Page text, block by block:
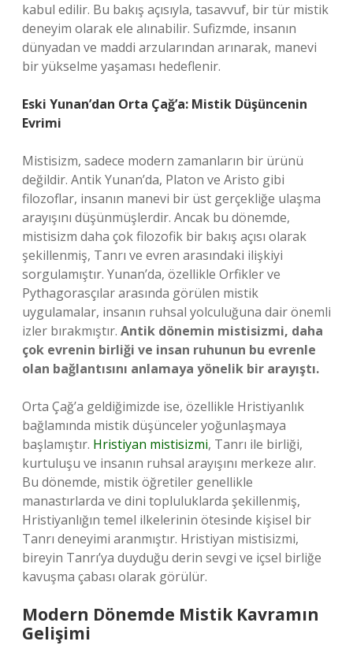
kabul edilir. Bu bakış açısıyla, tasavvuf, bir tür mistik
deneyim olarak ele alınabilir. Sufizmde, insanın
dünyadan ve maddi arzularından arınarak, manevi
bir yükselme yaşaması hedeflenir.
Eski Yunan’dan Orta Çağ’a: Mistik Düşüncenin
Evrimi
Mistisizm, sadece modern zamanların bir ürünü
değildir. Antik Yunan’da, Platon ve Aristo gibi
filozoflar, insanın manevi bir üst gerçekliğe ulaşma
arayışını düşünmüşlerdir. Ancak bu dönemde,
mistisizm daha çok filozofik bir bakış açısı olarak
şekillenmiş, Tanrı ve evren arasındaki ilişkiyi
sorgulamıştır. Yunan’da, özellikle Orfikler ve
Pythagorasçılar arasında görülen mistik
uygulamalar, insanın ruhsal yolculuğuna dair önemli
izler bırakmıştır. Antik dönemin mistisizmi, daha
çok evrenin birliği ve insan ruhunun bu evrenle
olan bağlantısını anlamaya yönelik bir arayıştı.
Orta Çağ’a geldiğimizde ise, özellikle Hristiyanlık
bağlamında mistik düşünceler yoğunlaşmaya
başlamıştır. Hristiyan mistisizmi, Tanrı ile birliği,
kurtuluşu ve insanın ruhsal arayışını merkeze alır.
Bu dönemde, mistik öğretiler genellikle
manastırlarda ve dini topluluklarda şekillenmiş,
Hristiyanlığın temel ilkelerinin ötesinde kişisel bir
Tanrı deneyimi aranmıştır. Hristiyan mistisizmi,
bireyin Tanrı’ya duyduğu derin sevgi ve içsel birliğe
kavuşma çabası olarak görülür.
Modern Dönemde Mistik Kavramın
Gelişimi